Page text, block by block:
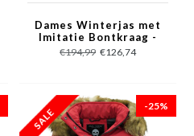
Dames Winterjas met
Imitatie Bontkraag -
Slim Fit - Bruin
€194,99 €126,74
-25%